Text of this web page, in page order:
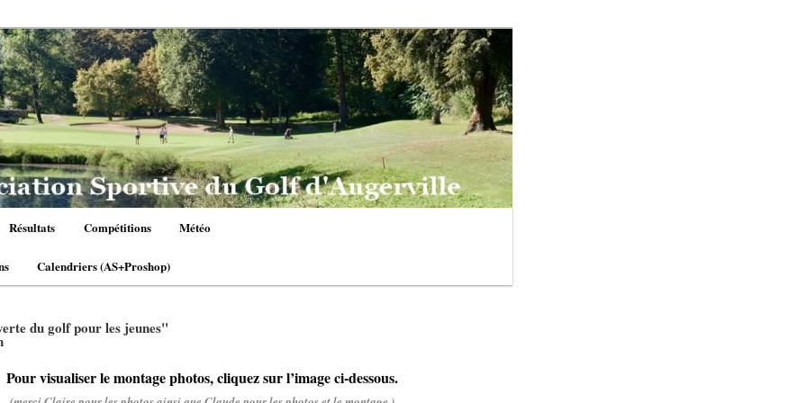
Résultats Compétitions Météo
Calendriers (AS+Proshop)
du golf pour les jeunes"
Pour visualiser le montage photos, cliquez sur l’image ci-dessous.